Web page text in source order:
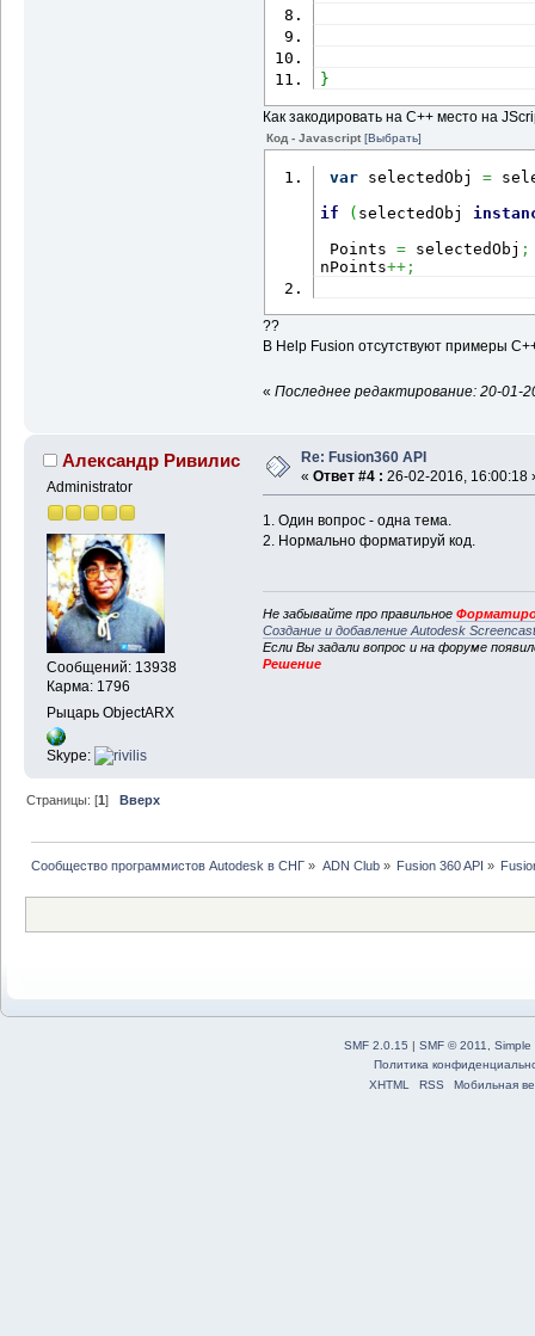
}
Как закодировать на С++ место на
Код - Javascript [Выбрать]
var selectedObj =
if
( selectedObj
Points = selectedObj ;
nPoints++;
??
В Help Fusion отсутствуют примеры
« Последнее редактирование: 20-01-
Александр Ривилис
Administrator
Сообщений: 13938
Карма: 1796
Рыцарь ObjectARX
Skype:
Re: Fusion360 API
« Ответ #4 : 26-02-2016, 16:00:18
1. Один вопрос - одна тема.
2. Нормально форматируй код.
Не забывайте про правильное
Создание и добавление Autodesk
Если Вы задали вопрос и на форуме
Решение
Страницы: [1]Вверх
Сообщество программистов Autodesk в СНГ » ADN Club» Fusion 360 API »
SMF 2.0.15 | SMF © 2011
Simple
Политика
XHTML
RSS Мобильная